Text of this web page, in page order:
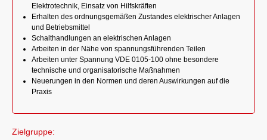
Elektrotechnik, Einsatz von Hilfskräften
Erhalten des ordnungsgemäßen Zustandes elektrischer Anlagen
und Betriebsmittel
Schalthandlungen an elektrischen Anlagen
Arbeiten in der Nähe von spannungsführenden Teilen
Arbeiten unter Spannung VDE 0105-100 ohne besondere
technische und organisatorische Maßnahmen
Neuerungen in den Normen und deren Auswirkungen auf die
Praxis
Zielgruppe: